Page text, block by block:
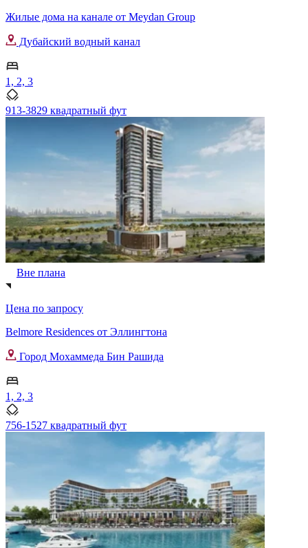
Жилые дома на канале от Meydan Group
Дубайский водный канал
1, 2, 3
913-3829 квадратный фут
Вне плана
Цена по запросу
Belmore Residences от Эллингтона
Город Мохаммеда Бин Рашида
1, 2, 3
756-1527 квадратный фут